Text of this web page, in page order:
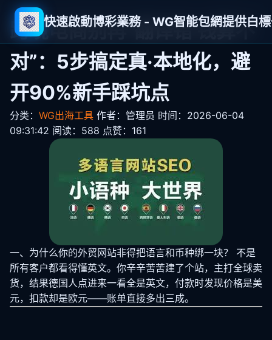
快速啟動博彩業務 - WG智能包網提供白
跨境电商别再“翻译错 钱算不
对”：5步搞定真·本地化，避
开90%新手踩坑点
分类： WG出海工具 作者：管理员 时间：2026-06-04
09:31:42 阅读：588 点赞：161
一、为什么你的外贸网站非得把语言和币种绑一块？ 不是
所有客户都看得懂英文。你辛辛苦苦建了个站，主打全球卖
货，结果德国人点进来一看全是英文，付款时发现价格是美
元，扣款却是欧元——账单直接多出三成。